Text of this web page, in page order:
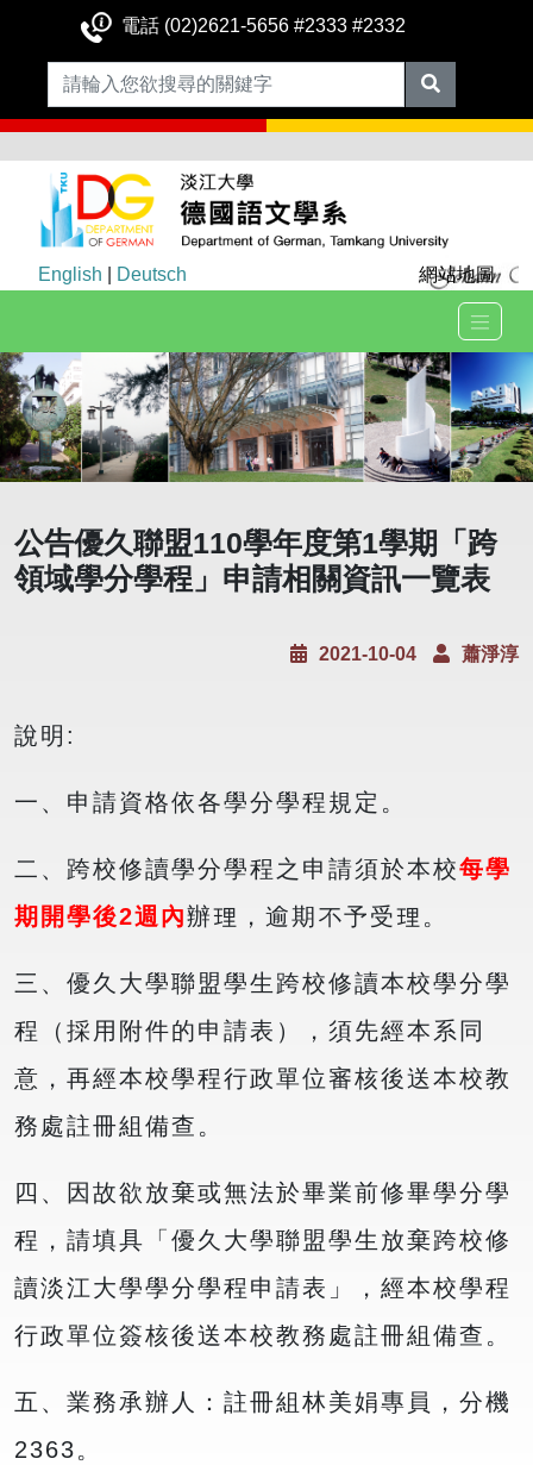
電話 (02)2621-5656 #2333 #2332
English Deutsch 網站地圖
公告優久聯盟110學年度第1學期「跨
領域學分學程」申請相關資訊一覽表
2021-10-04 蕭淨淳
說明:
一、申請資格依各學分學程規定。
二、跨校修讀學分學程之申請須於本校每學
期開學後2週內辦理，逾期不予受理。
三、優久大學聯盟學生跨校修讀本校學分學
程（採用附件的申請表），須先經本系同
意，再經本校學程行政單位審核後送本校教
務處註冊組備查。
四、因故欲放棄或無法於畢業前修畢學分學
程，請填具「優久大學聯盟學生放棄跨校修
讀淡江大學學分學程申請表」，經本校學程
行政單位簽核後送本校教務處註冊組備查。
五、業務承辦人：註冊組林美娟專員，分機
2363。